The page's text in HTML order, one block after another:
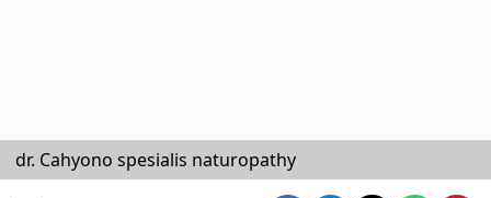
dr. Cahyono spesialis naturopathy